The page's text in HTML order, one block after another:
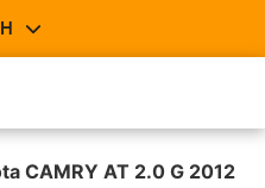
CAMRY AT 2.0 G 2012